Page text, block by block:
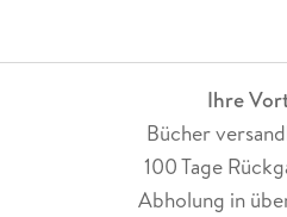
Ihre
Bücher
100 Tage
Abholung in